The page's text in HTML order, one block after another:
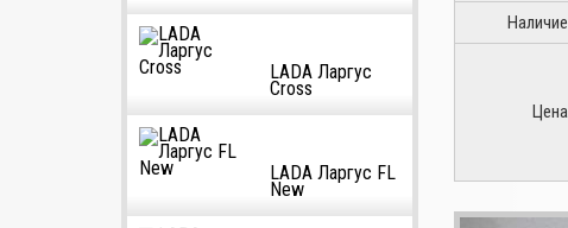
LADA Ларгус
Cross
LADA Ларгус FL
New
Наличие
Цена